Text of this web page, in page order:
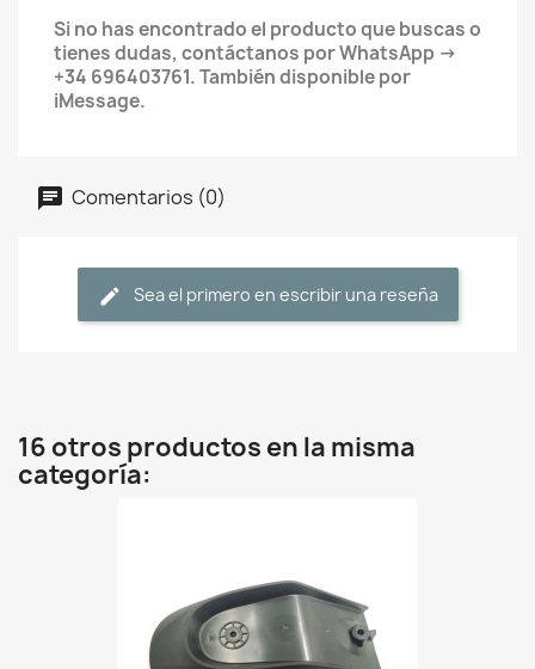
Si no has encontrado el producto que buscas o
tienes dudas, contáctanos por WhatsApp →
+34 696403761. También disponible por
iMessage.
Comentarios (0)
Sea el primero en escribir una reseña
16 otros productos en la misma
categoría: